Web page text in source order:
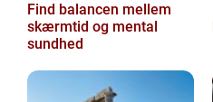
Find balancen mellem
skærmtid og mental
sundhed